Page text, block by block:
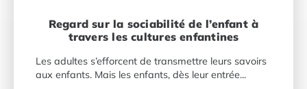
Regard sur la sociabilité de l’enfant à
travers les cultures enfantines
Les adultes s’efforcent de transmettre leurs savoirs
aux enfants. Mais les enfants, dès leur entrée...